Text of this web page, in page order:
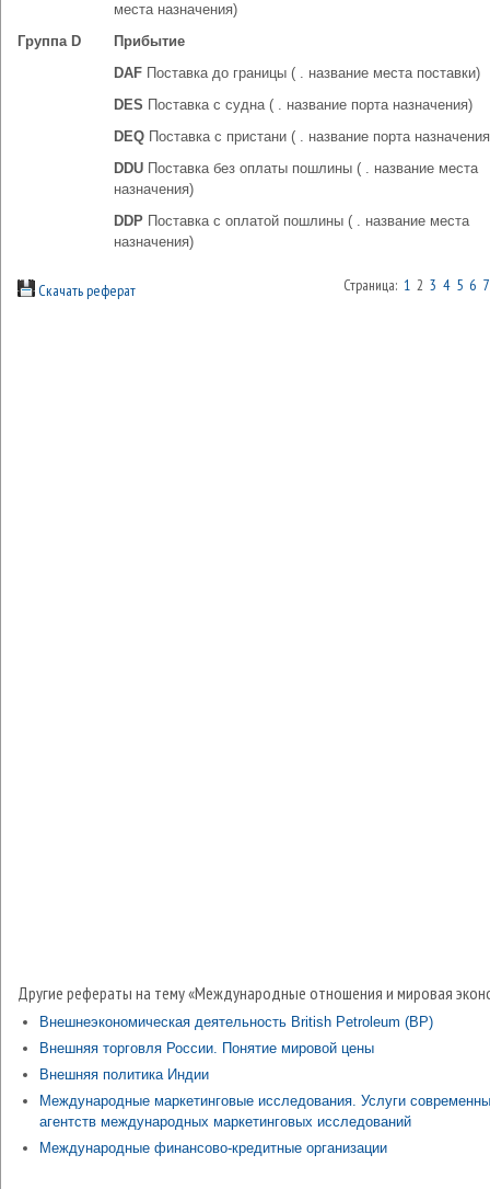
места назначения)
Группа D
Прибытие
DAF Поставка до границы ( . название места поставки)
DES Поставка с судна ( . название порта назначения)
DEQ Поставка с пристани ( . название порта
DDU Поставка без оплаты пошлины ( . название места
назначения)
DDP Поставка с оплатой пошлины ( . название места
назначения)
Скачать реферат Страница: 1 2 3 4 5 6 7
Другие рефераты на тему «Международные отношения и мировая
Внешнеэкономическая деятельность British Petroleum (BP)
Внешняя торговля России. Понятие мировой цены
Внешняя политика Индии
Международные маркетинговые исследования. Услуги
агентств международных маркетинговых исследований
Международные финансово-кредитные организации